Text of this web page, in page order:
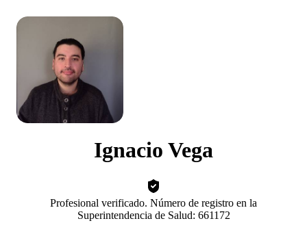
Ignacio Vega
Profesional verificado. Número de registro en la
Superintendencia de Salud: 661172